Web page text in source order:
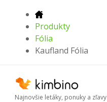
Produkty
Fólia
Kaufland Fólia
Najnovšie letáky, ponuky a zľavy